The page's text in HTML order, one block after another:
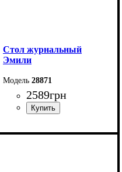
Стол журнальный
Эмили
28871
2589грн
Ширина: 110 см